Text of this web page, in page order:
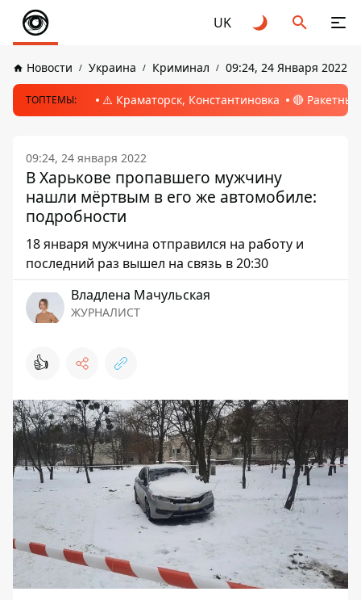
UK
Новости Украина Криминал 09:24, 24 Января 2022
ТОПТЕМЫ: ⚠️ Краматорск, Константиновка 🔴
09:24, 24 января 2022
В Харькове пропавшего мужчину
нашли мёртвым в его же автомобиле:
подробности
18 января мужчина отправился на работу и
последний раз вышел на связь в 20:30
Владлена Мачульская
ЖУРНАЛИСТ
👍